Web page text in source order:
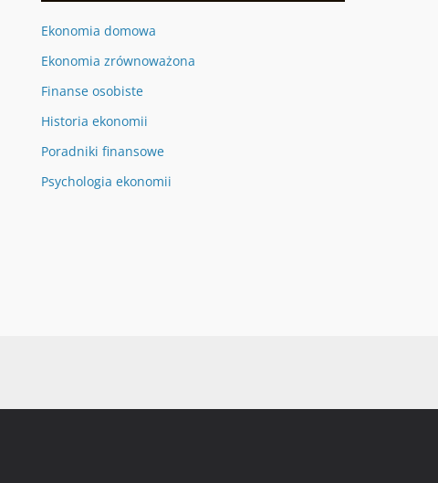
Ekonomia domowa
Ekonomia zrównoważona
Finanse osobiste
Historia ekonomii
Poradniki finansowe
Psychologia ekonomii